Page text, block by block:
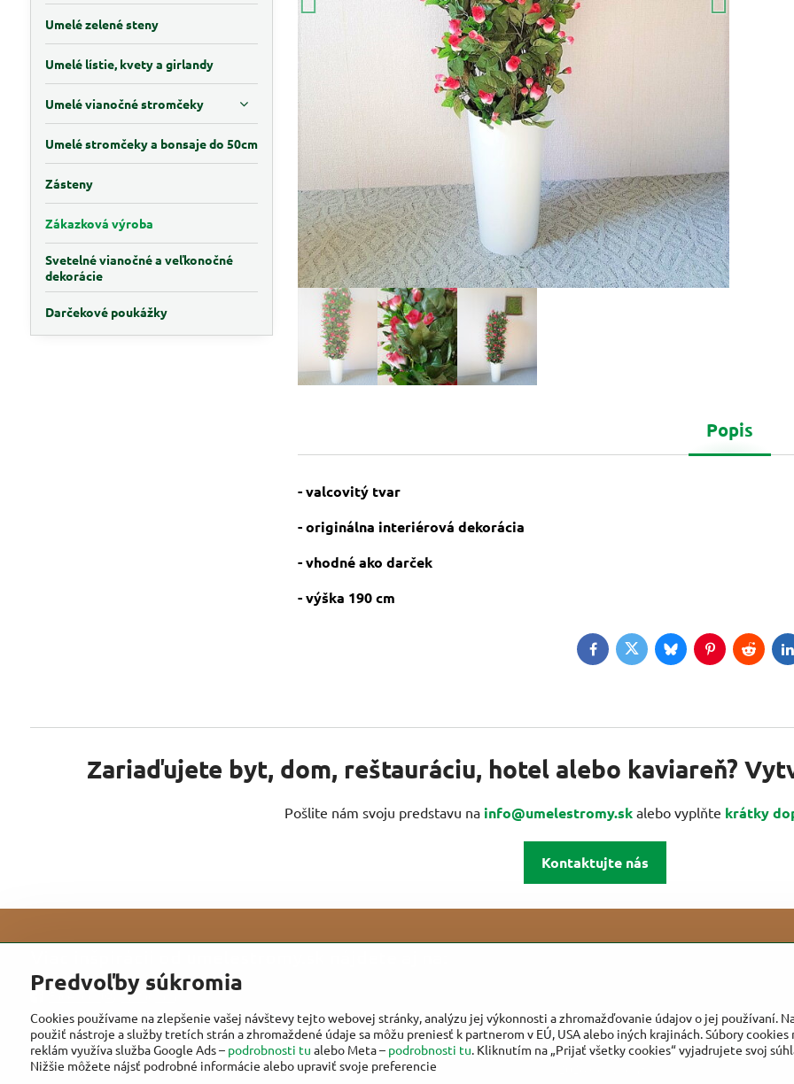
Popis
- valcovitý tvar
- originálna interiérová dekorácia
- vhodné ako darček
- výška 190 cm
FacebookTwitterBlueskyPinterestReddit
Umelé zelené steny
Umelé lístie, kvety a girlandy
Umelé vianočné stromčeky
Umelé stromčeky a bonsaje do 50cm
Zásteny
Zákazková výroba
Svetelné vianočné a veľkonočné
dekorácie
Darčekové poukážky
Zariaďujete byt, dom, reštauráciu, hotel alebo kaviareň?
Pošlite nám svoju predstavu na info@umelestromy.sk alebo vyplňte krátky
Kontaktujte nás
Facebook Instagram
Predvoľby súkromia
Cookies používame na zlepšenie vašej návštevy tejto webovej stránky, analýzu jej výkonnosti a zhromažďovanie údajov o jej používaní.
použiť nástroje a služby tretích strán a zhromaždené údaje sa môžu preniesť k partnerom v EÚ, USA alebo iných krajinách. Súbory
reklám využíva služba Google Ads – podrobnosti tu alebo Meta – podrobnosti tu. Kliknutím na „Prijať všetky cookies“ vyjadrujete svoj
Nižšie môžete nájsť podrobné informácie alebo upraviť svoje preferencie